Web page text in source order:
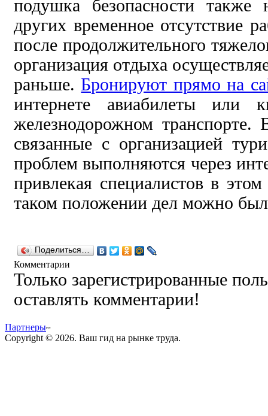
подушка безопасности также
других временное отсутствие
после продолжительного
организация отдыха
раньше. Бронируют прямо на
интернете авиабилеты или
железнодорожном
связанные с организацией
проблем выполняются через
привлекая специалистов в
таком положении дел можно
Поделиться…
Комментарии
Только зарегистрированные
оставлять комментарии!
Партнеры
Copyright © 2026. Ваш гид на рынке труда.